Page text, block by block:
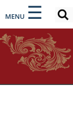
MENU ☰
×
×